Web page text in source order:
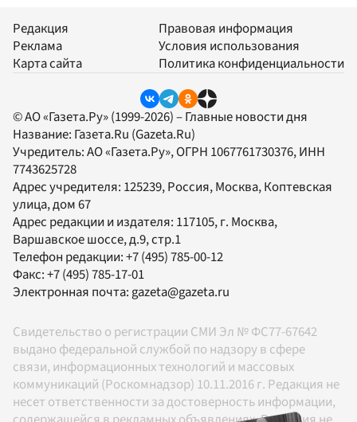
Редакция
Реклама
Карта сайта
Правовая информация
Условия использования
Политика конфиденциальности
© АО «Газета.Ру» (1999-2026) – Главные новости дня
Название: Газета.Ru (Gazeta.Ru)
Учредитель:АО «Газета.Ру», ОГРН 1067761730376, ИНН
7743625728
Адрес учредителя: 125239, Россия, Москва, Коптевская
улица, дом 67
Адрес редакции и издателя: 117105, г. Москва,
Варшавское шоссе, д.9, стр.1
Телефон редакции:+7 (495) 785-00-12
Факс:+7 (495) 785-17-01
Электронная почта: gazeta@gazeta.ru
Свидетельство о регистрации СМИ Эл № ФС77-67642
выдано федеральной службой по надзору в сфере
связи, информационных технологий и массовых
коммуникаций (Роскомнадзор) 10.11.2016 г. Редакция не
несет ответственности за достоверность информации,